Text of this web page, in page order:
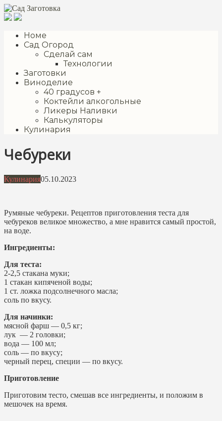
Перейти
к
Номе
Сад Огород
Сделай сам
Технологии
Заготовки
Виноделие
40 градусов +
Коктейли алкогольные
Ликеры Наливки
Калькуляторы
Кулинария
Чебуреки
Кулинария05.10.2023
Румяные чебуреки. Рецептов приготовления теста для
чебуреков великое множество, а мне нравится самый простой,
на воде.
Ингредиенты:
Для теста:
2-2,5 стакана муки;
1 стакан кипяченой воды;
1 ст. ложка подсолнечного масла;
соль по вкусу.
Для начинки:
мясной фарш — 0,5 кг;
лук — 2 головки;
вода — 100 мл;
соль — по вкусу;
черный перец, специи — по вкусу.
Приготовление
Приготовим тесто, смешав все ингредиенты, и положим в
мешочек на время.